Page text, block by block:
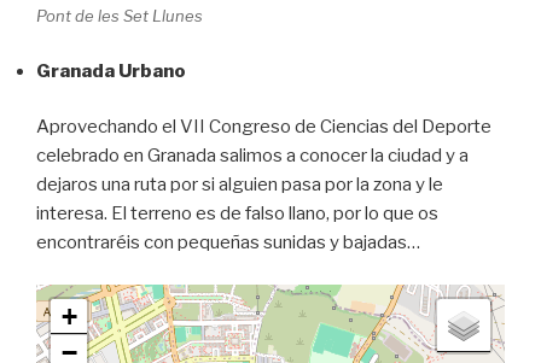
Pont de les Set Llunes
Granada Urbano
Aprovechando el VII Congreso de Ciencias del Deporte
celebrado en Granada salimos a conocer la ciudad y a
dejaros una ruta por si alguien pasa por la zona y le
interesa. El terreno es de falso llano, por lo que os
encontraréis con pequeñas sunidas y bajadas…
+
−